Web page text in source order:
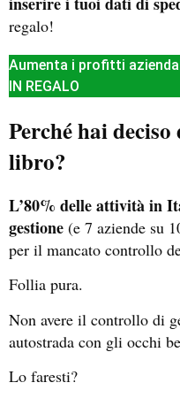
regalo!
Aumenta i profitti
IN REGALO
Perché hai
libro?
L’80% delle attività in
gestione (e 7 aziende su
per il mancato controllo
Follia pura.
Non avere il controllo di
autostrada con gli occhi
Lo faresti?